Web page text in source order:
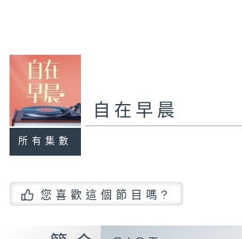
所有集數
自在早晨
您喜歡這個節目嗎?